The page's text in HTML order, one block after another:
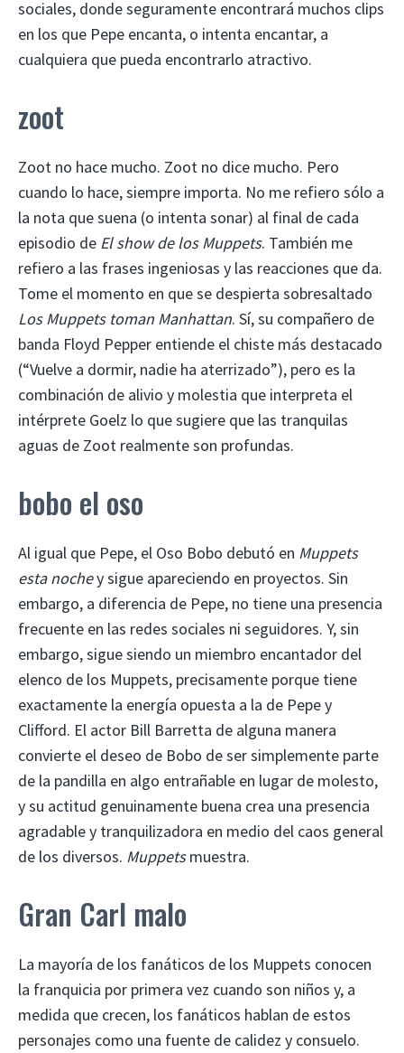
sociales, donde seguramente encontrará muchos clips
en los que Pepe encanta, o intenta encantar, a
cualquiera que pueda encontrarlo atractivo.
zoot
Zoot no hace mucho. Zoot no dice mucho. Pero
cuando lo hace, siempre importa. No me refiero sólo a
la nota que suena (o intenta sonar) al final de cada
episodio de El show de los Muppets. También me
refiero a las frases ingeniosas y las reacciones que da.
Tome el momento en que se despierta sobresaltado
Los Muppets toman Manhattan. Sí, su compañero de
banda Floyd Pepper entiende el chiste más destacado
(“Vuelve a dormir, nadie ha aterrizado”), pero es la
combinación de alivio y molestia que interpreta el
intérprete Goelz lo que sugiere que las tranquilas
aguas de Zoot realmente son profundas.
bobo el oso
Al igual que Pepe, el Oso Bobo debutó en Muppets
esta nochey sigue apareciendo en proyectos. Sin
embargo, a diferencia de Pepe, no tiene una presencia
frecuente en las redes sociales ni seguidores. Y, sin
embargo, sigue siendo un miembro encantador del
elenco de los Muppets, precisamente porque tiene
exactamente la energía opuesta a la de Pepe y
Clifford. El actor Bill Barretta de alguna manera
convierte el deseo de Bobo de ser simplemente parte
de la pandilla en algo entrañable en lugar de molesto,
y su actitud genuinamente buena crea una presencia
agradable y tranquilizadora en medio del caos general
de los diversos. Muppetsmuestra.
Gran Carl malo
La mayoría de los fanáticos de los Muppets conocen
la franquicia por primera vez cuando son niños y, a
medida que crecen, los fanáticos hablan de estos
personajes como una fuente de calidez y consuelo.